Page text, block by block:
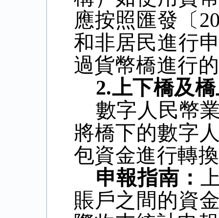
應按照匯發〔
和非居民進行
過貨幣橋進行
2.上下橋及
數字人民幣
將橋下的數字
包資金進行轉
申報指南：
賬戶之間的資